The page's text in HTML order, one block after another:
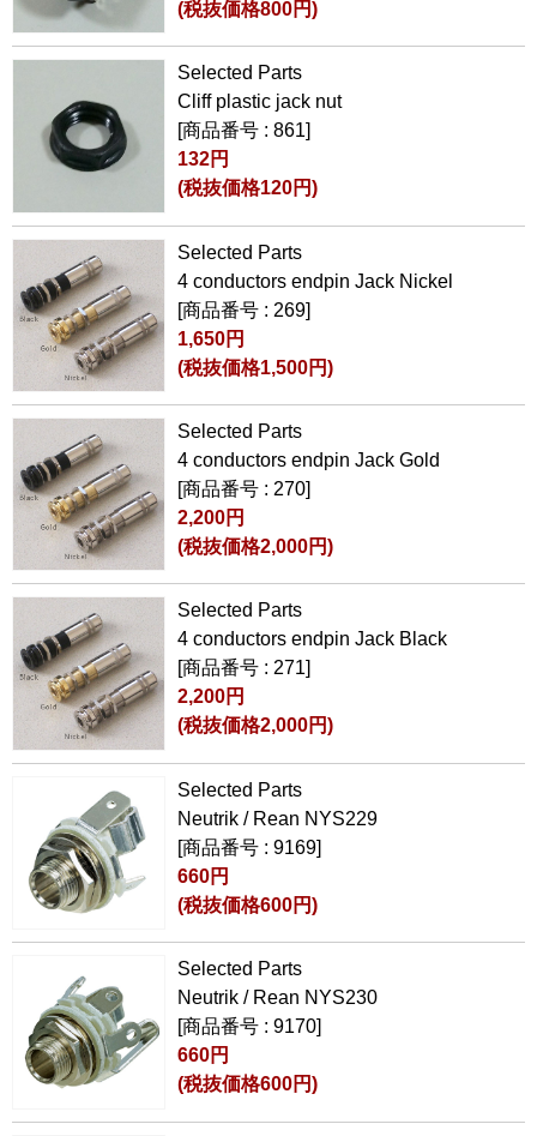
(税抜価格800円)
Selected Parts
Cliff plastic jack nut
[商品番号 : 861]
132円
(税抜価格120円)
Selected Parts
4 conductors endpin Jack Nickel
[商品番号 : 269]
1,650円
(税抜価格1,500円)
Selected Parts
4 conductors endpin Jack Gold
[商品番号 : 270]
2,200円
(税抜価格2,000円)
Selected Parts
4 conductors endpin Jack Black
[商品番号 : 271]
2,200円
(税抜価格2,000円)
Selected Parts
Neutrik / Rean NYS229
[商品番号 : 9169]
660円
(税抜価格600円)
Selected Parts
Neutrik / Rean NYS230
[商品番号 : 9170]
660円
(税抜価格600円)